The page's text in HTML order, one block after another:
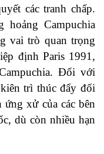
các tranh chấp.
Campuchia
vai trò quan trọng
định Paris 1991,
Đối với
trì thúc đẩy đối
xử của các bên
dù còn nhiều hạn